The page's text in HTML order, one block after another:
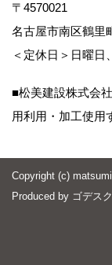
〒4570021
名古屋市南区鶴里
＜定休日＞日曜日
■松美建設株式会
用利用・加工使用
Copyright (c)
Produced by ゴデス